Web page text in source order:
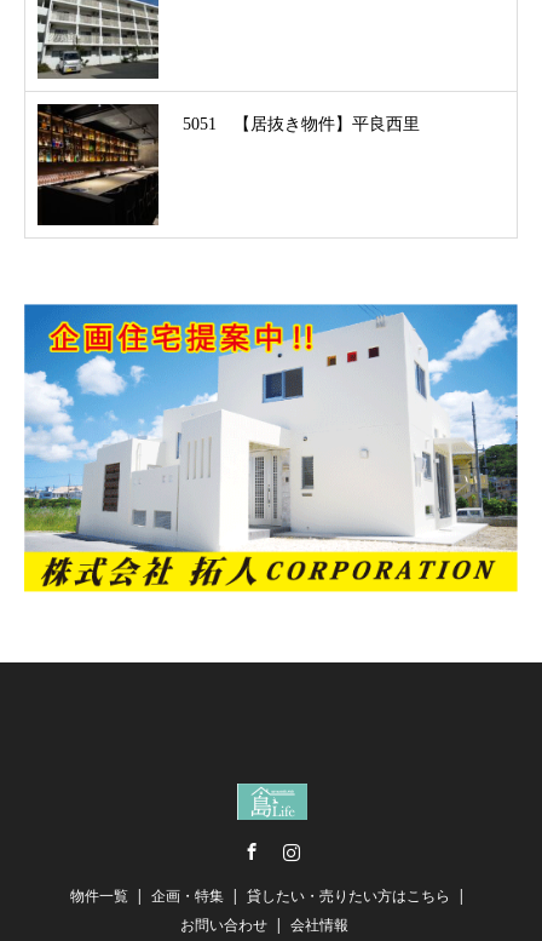
5051 【居抜き物件】平良西里
物件一覧 企画・特集
貸したい・売りたい方はこちら
お問い合わせ
会社情報